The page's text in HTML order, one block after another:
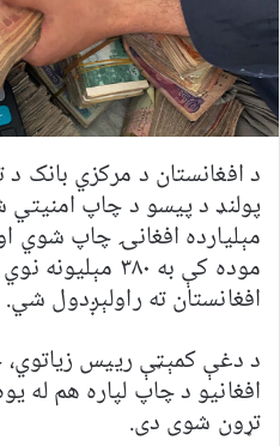
د افغانستان د مرکزي بانک
پولنډ د پيسو د چاپ
مېليارده افغانۍ چاپ شوي
موده کې به ۳۸۰
افغانستان ته راولېږدول شي.
د دغې کمېټې ریيس
افغانيو د چاپ لپاره هم
تړون شوی دی.